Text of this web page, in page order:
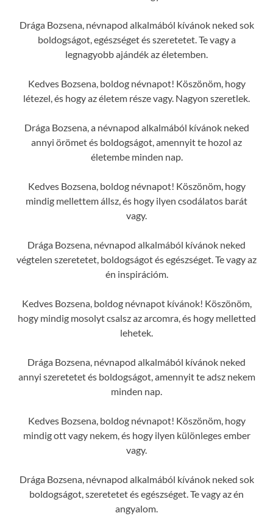
Drága Bozsena, névnapod alkalmából kívánok neked sok
boldogságot, egészséget és szeretetet. Te vagy a
legnagyobb ajándék az életemben.
Kedves Bozsena, boldog névnapot! Köszönöm, hogy
létezel, és hogy az életem része vagy. Nagyon szeretlek.
Drága Bozsena, a névnapod alkalmából kívánok neked
annyi örömet és boldogságot, amennyit te hozol az
életembe minden nap.
Kedves Bozsena, boldog névnapot! Köszönöm, hogy
mindig mellettem állsz, és hogy ilyen csodálatos barát
vagy.
Drága Bozsena, névnapod alkalmából kívánok neked
végtelen szeretetet, boldogságot és egészséget. Te vagy az
én inspirációm.
Kedves Bozsena, boldog névnapot kívánok! Köszönöm,
hogy mindig mosolyt csalsz az arcomra, és hogy melletted
lehetek.
Drága Bozsena, névnapod alkalmából kívánok neked
annyi szeretetet és boldogságot, amennyit te adsz nekem
minden nap.
Kedves Bozsena, boldog névnapot! Köszönöm, hogy
mindig ott vagy nekem, és hogy ilyen különleges ember
vagy.
Drága Bozsena, névnapod alkalmából kívánok neked sok
boldogságot, szeretetet és egészséget. Te vagy az én
angyalom.